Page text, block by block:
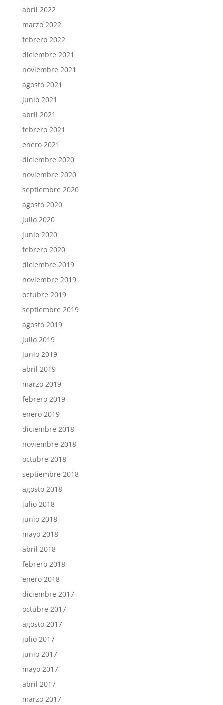
abril 2022
marzo 2022
febrero 2022
diciembre 2021
noviembre 2021
agosto 2021
junio 2021
abril 2021
febrero 2021
enero 2021
diciembre 2020
noviembre 2020
septiembre 2020
agosto 2020
julio 2020
junio 2020
febrero 2020
diciembre 2019
noviembre 2019
octubre 2019
septiembre 2019
agosto 2019
julio 2019
junio 2019
abril 2019
marzo 2019
febrero 2019
enero 2019
diciembre 2018
noviembre 2018
octubre 2018
septiembre 2018
agosto 2018
julio 2018
junio 2018
mayo 2018
abril 2018
febrero 2018
enero 2018
diciembre 2017
octubre 2017
agosto 2017
julio 2017
junio 2017
mayo 2017
abril 2017
marzo 2017